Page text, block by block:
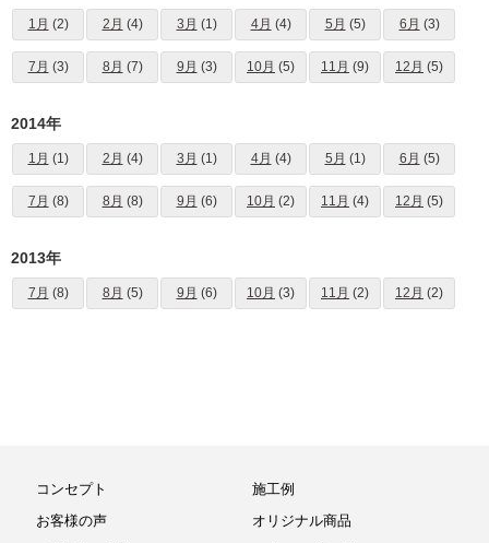
1月 (2) 2月 (4) 3月 (1) 4月 (4) 5月 (5) 6月 (3)
7月 (3) 8月 (7) 9月 (3) 10月 (5) 11月 (9) 12月 (5)
2014年
1月 (1) 2月 (4) 3月 (1) 4月 (4) 5月 (1) 6月 (5)
7月 (8) 8月 (8) 9月 (6) 10月 (2) 11月 (4) 12月 (5)
2013年
7月 (8) 8月 (5) 9月 (6) 10月 (3) 11月 (2) 12月 (2)
コンセプト
施工例
お客様の声
オリジナル商品